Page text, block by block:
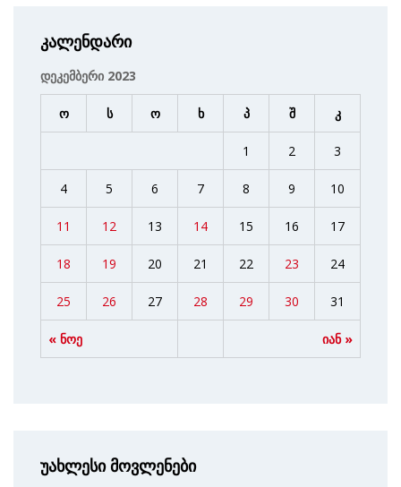
კალენდარი
დეკემბერი 2023
ო ს ო ხ პ შ კ
« ნოე იან »
1 2 3
4 5 6 7 8 9 10
11 12 13 14 15 16 17
18 19 20 21 22 23 24
25 26 27 28 29 30 31
უახლესი მოვლენები